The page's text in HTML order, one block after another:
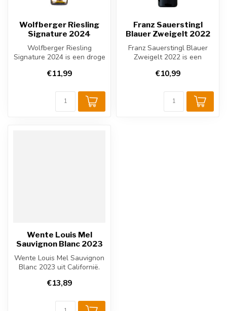
Wolfberger Riesling
Signature 2024
Wolfberger Riesling
Signature 2024 is een droge
frisse...
€11,99
Franz Sauerstingl
Blauer Zweigelt 2022
Franz Sauerstingl Blauer
Zweigelt 2022 is een
wijn ui...
€10,99
Wente Louis Mel
Sauvignon Blanc 2023
Wente Louis Mel Sauvignon
Blanc 2023 uit Californië.
...
€13,89